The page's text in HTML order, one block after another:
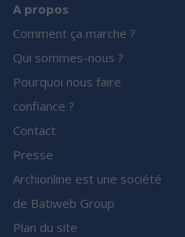
A propos
Comment ça marche ?
Qui sommes-nous ?
Pourquoi nous faire
confiance ?
Contact
Presse
Archionline est une société
de Batiweb Group
Plan du site